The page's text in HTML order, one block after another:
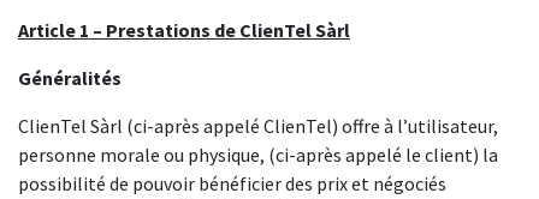
Article 1 – Prestations de ClienTel Sàrl
Généralités
ClienTel Sàrl (ci-après appelé ClienTel) offre à l’utilisateur,
personne morale ou physique, (ci-après appelé le client) la
possibilité de pouvoir bénéficier des prix et négociés